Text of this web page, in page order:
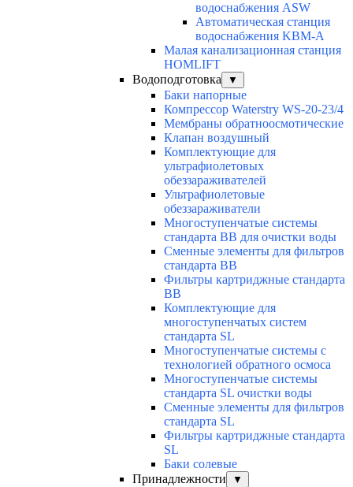
водоснабжения ASW
Автоматическая станция
водоснабжения KBM-A
Малая канализационная станция
HOMLIFT
Водоподготовка
▼
Баки напорные
Компрессор Waterstry WS-20-23/4
Мембраны обратноосмотические
Клапан воздушный
Комплектующие для
ультрафиолетовых
обеззараживателей
Ультрафиолетовые
обеззараживатели
Многоступенчатые системы
стандарта BB для очистки воды
Сменные элементы для фильтров
стандарта BB
Фильтры картриджные стандарта
BB
Комплектующие для
многоступенчатых систем
стандарта SL
Многоступенчатые системы с
технологией обратного осмоса
Многоступенчатые системы
стандарта SL очистки воды
Cменные элементы для фильтров
стандарта SL
Фильтры картриджные стандарта
SL
Баки солевые
Принадлежности
▼